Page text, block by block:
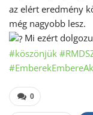
az elért eredmény
még nagyobb lesz.
Mi ezért
#köszönjük
0